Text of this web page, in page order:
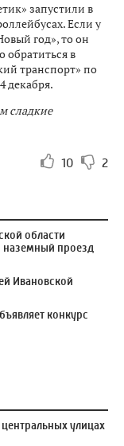
запустили в
Если у
год», то он
обратиться в
транспорт» по
декабря.
сладкие
10 2
области
наземный проезд
Ивановской
конкурс
улицах